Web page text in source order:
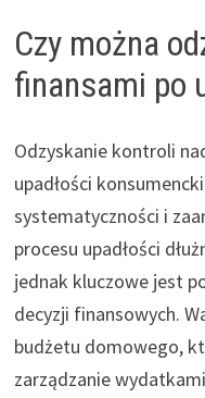
Czy można
finansami po
Odzyskanie kontroli
upadłości
systematyczności i
procesu upadłości
jednak kluczowe jest
decyzji finansowych.
budżetu domowego,
zarządzanie